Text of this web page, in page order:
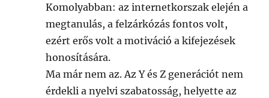
Komolyabban: az internetkorszak elején a
megtanulás, a felzárkózás fontos volt,
ezért erős volt a motiváció a kifejezések
honosítására.
Ma már nem az. Az Y és Z generációt nem
érdekli a nyelvi szabatosság, helyette az